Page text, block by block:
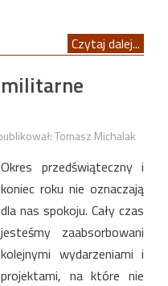
Czytaj dalej...
Tomasz Michalak
Okres przedświąteczny i
koniec roku nie oznaczają
dla nas spokoju. Cały czas
jesteśmy zaabsorbowani
kolejnymi wydarzeniami i
projektami, na które nie